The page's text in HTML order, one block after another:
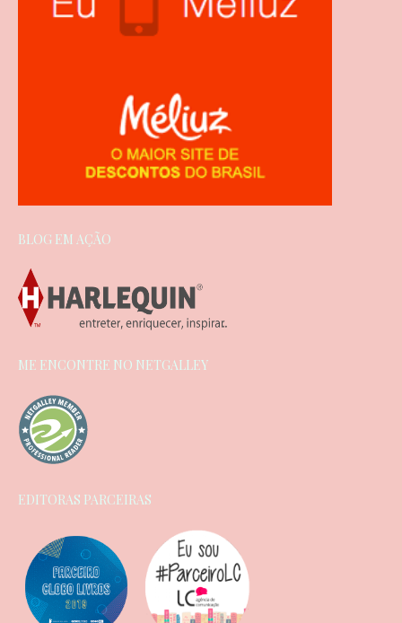
BLOG EM AÇÃO
ME ENCONTRE NO NETGALLEY
EDITORAS PARCEIRAS